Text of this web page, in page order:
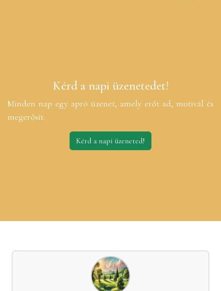
Kérd a napi üzenetedet!
Minden nap egy apró üzenet, amely erőt ad, motivál és
megerősít.
Kérd a napi üzeneted!